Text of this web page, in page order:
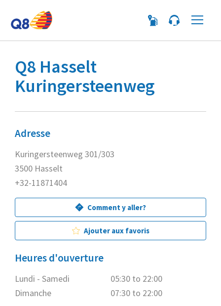
Q8 Hasselt
Kuringersteenweg
Adresse
Kuringersteenweg 301/303
3500 Hasselt
+32-11871404
Comment y aller?
Ajouter aux favoris
Heures d'ouverture
Lundi - Samedi
05:30 to 22:00
Dimanche
07:30 to 22:00